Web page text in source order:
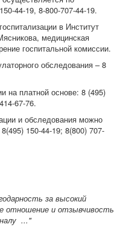
44-19, 8-800-707-44-19.
в Институт
медицинская
госпитальной комиссии.
обследования – 8
на платной основе: 8 (495)
67-76.
и обследования можно
150-44-19; 8(800) 707-
за высокий
отношение и отзывчивость
..."